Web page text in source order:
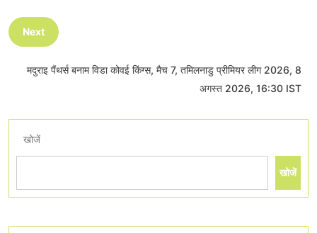
Next
मदुराइ पैंथर्स बनाम विडा कोवई किंग्स, मैच 7, तमिलनाडु प्रीमियर लीग 2026, 8
अगस्त 2026, 16:30 IST
खोजें
खोजें